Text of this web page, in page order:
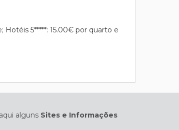
5*****: 15.00€ por quarto e
alguns Sites e Informações